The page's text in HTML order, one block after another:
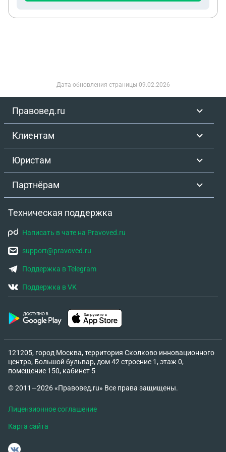
вроде как опровергнуть и подать в суд, что это не
Дата обновления страницы 09.02.2026
Правовед.ru
Клиентам
Юристам
Партнёрам
Техническая поддержка
Написать в чате на Pravoved.ru
support@pravoved.ru
Поддержка в Telegram
Поддержка в VK
121205, город Москва, территория Сколково инновационного
центра, Большой бульвар, дом 42 строение 1, этаж 0,
помещение 150, кабинет 5
© 2011—2026 «Правовед.ru» Все права защищены.
Лицензионное соглашение
Карта сайта